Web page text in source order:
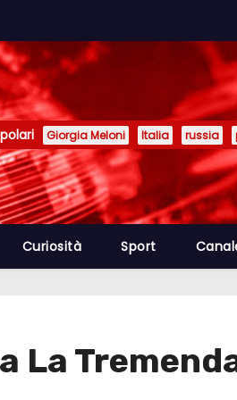
Giorgia Meloni Italia russia
Curiosità Sport
La